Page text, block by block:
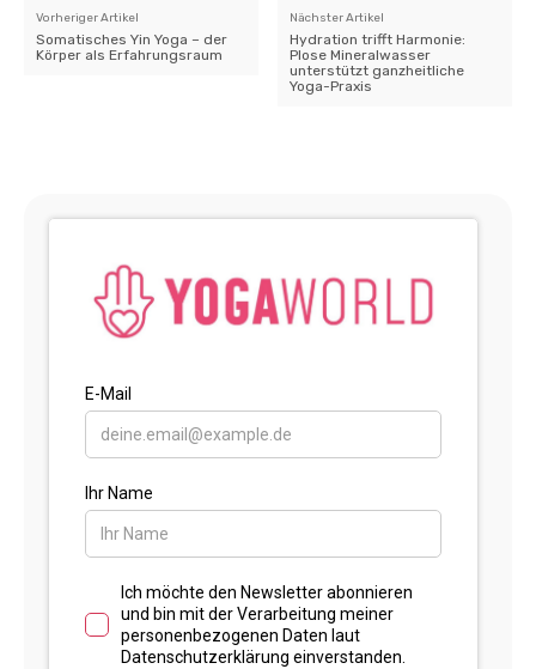
Vorheriger Artikel
Somatisches Yin Yoga – der
Körper als Erfahrungsraum
Nächster Artikel
Hydration trifft Harmonie:
Plose Mineralwasser
unterstützt ganzheitliche
Yoga-Praxis